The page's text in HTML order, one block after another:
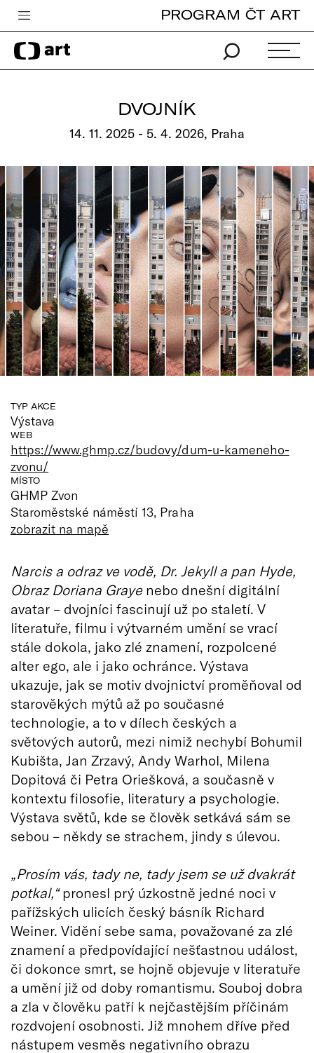
Česká televize
Zpravodajství
Pro děti
edu
Vše o ČT
PROGRAM ČT ART
DVOJNÍK
14. 11. 2025 - 5. 4. 2026, Praha
TYP AKCE
Výstava
WEB
https://www.ghmp.cz/budovy/dum-u-kameneho-
zvonu/
MÍSTO
GHMP Zvon
Staroměstské náměstí 13, Praha
zobrazit na mapě
Narcis a odraz ve vodě, Dr. Jekyll a pan Hyde,
Obraz Doriana Grayenebo dnešní digitální
avatar – dvojníci fascinují už po staletí. V
literatuře, filmu i výtvarném umění se vrací
stále dokola, jako zlé znamení, rozpolcené
alter ego, ale i jako ochránce. Výstava
ukazuje, jak se motiv dvojnictví proměňoval od
starověkých mýtů až po současné
technologie, a to v dílech českých a
světových autorů, mezi nimiž nechybí Bohumil
Kubišta, Jan Zrzavý, Andy Warhol, Milena
Dopitová či Petra Oriešková, a současně v
kontextu filosofie, literatury a psychologie.
Výstava světů, kde se člověk setkává sám se
sebou – někdy se strachem, jindy s úlevou.
„Prosím vás, tady ne, tady jsem se už dvakrát
potkal,“pronesl prý úzkostně jedné noci v
pařížských ulicích český básník Richard
Weiner. Vidění sebe sama, považované za zlé
znamení a předpovídající nešťastnou událost,
či dokonce smrt, se hojně objevuje v literatuře
a umění již od doby romantismu. Souboj dobra
a zla v člověku patří k nejčastějším příčinám
rozdvojení osobnosti. Již mnohem dříve před
nástupem vesměs negativního obrazu